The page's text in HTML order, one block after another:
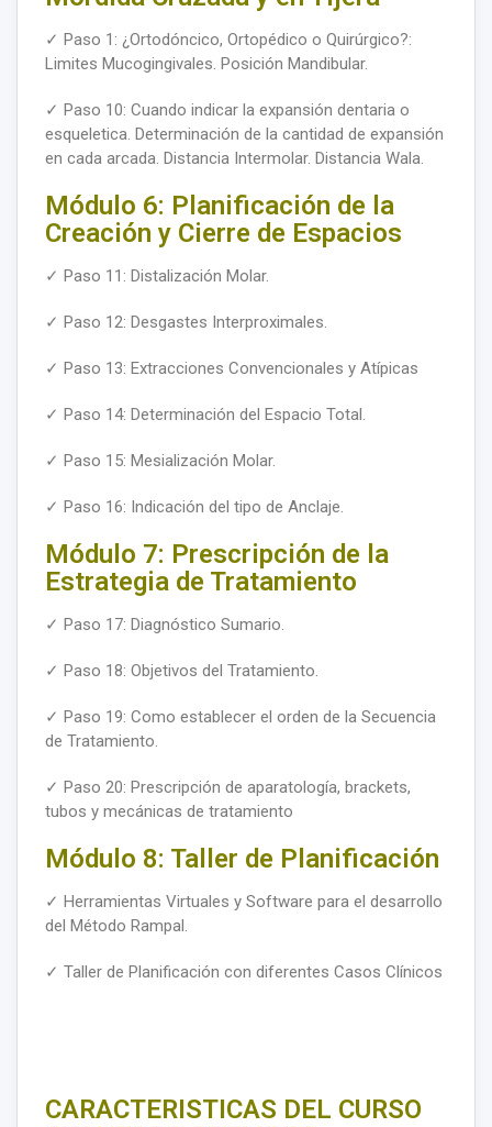
✓ Paso 1: ¿Ortodóncico, Ortopédico o Quirúrgico?:
Limites Mucogingivales. Posición Mandibular.
✓ Paso 10: Cuando indicar la expansión dentaria o
esqueletica. Determinación de la cantidad de expansión
en cada arcada. Distancia Intermolar. Distancia Wala.
Módulo 6: Planificación de la
Creación y Cierre de Espacios
✓ Paso 11: Distalización Molar.
✓ Paso 12: Desgastes Interproximales.
✓ Paso 13: Extracciones Convencionales y Atípicas
✓ Paso 14: Determinación del Espacio Total.
✓ Paso 15: Mesialización Molar.
✓ Paso 16: Indicación del tipo de Anclaje.
Módulo 7: Prescripción de la
Estrategia de Tratamiento
✓ Paso 17: Diagnóstico Sumario.
✓ Paso 18: Objetivos del Tratamiento.
✓ Paso 19: Como establecer el orden de la Secuencia
de Tratamiento.
✓ Paso 20: Prescripción de aparatología, brackets,
tubos y mecánicas de tratamiento
Módulo 8: Taller de Planificación
✓ Herramientas Virtuales y Software para el desarrollo
del Método Rampal.
✓ Taller de Planificación con diferentes Casos Clínicos
CARACTERISTICAS DEL CURSO